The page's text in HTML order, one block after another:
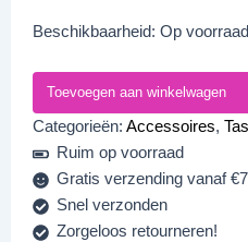
Beschikbaarheid: Op voorraad
Toevoegen aan winkelwagen
Categorieën: Accessoires,
Ruim op voorraad
Gratis verzending vanaf
Snel verzonden
Zorgeloos retourneren!